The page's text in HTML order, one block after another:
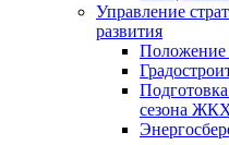
Управление
развития
Положение
сезона